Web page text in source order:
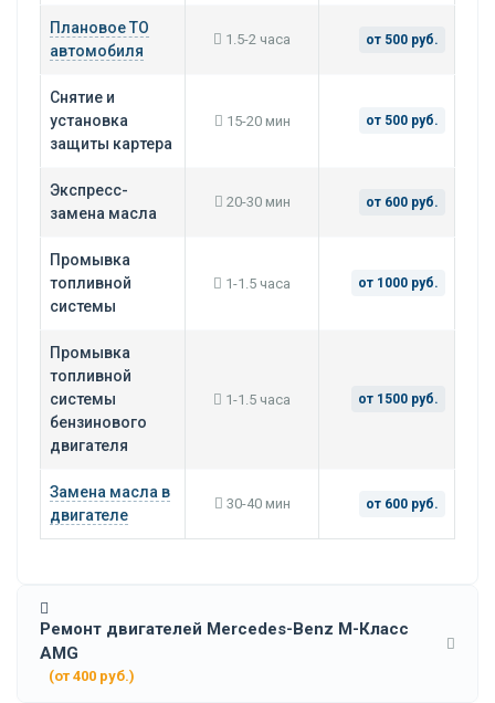
Плановое ТО
автомобиля
1.5-2 часа от 500 руб.
Снятие и
установка
защиты картера
15-20 мин от 500 руб.
Экспресс-
замена масла
20-30 мин от 600 руб.
Промывка
топливной
системы
1-1.5 часа от 1000 руб.
Промывка
топливной
системы
бензинового
двигателя
1-1.5 часа от 1500 руб.
Замена масла в
двигателе
30-40 мин от 600 руб.
Ремонт двигателей Mercedes-Benz M-Класс
AMG
(от 400 руб.)